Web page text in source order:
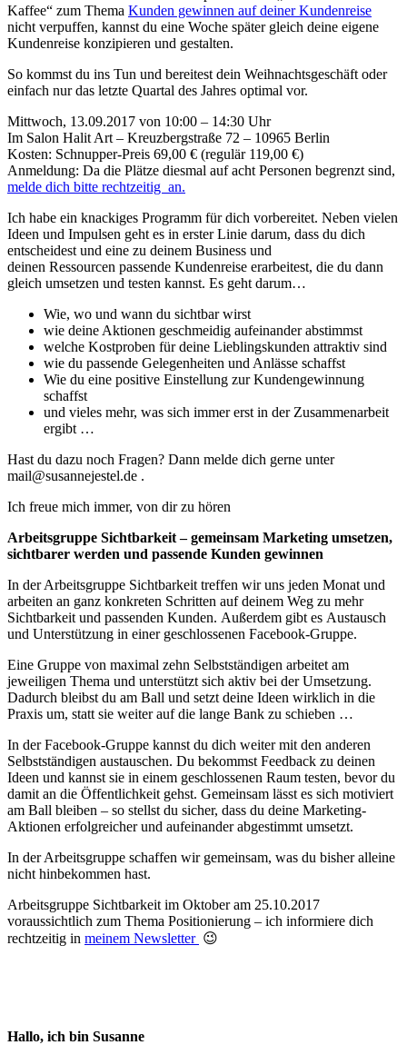
Kaffee“ zum Thema Kunden gewinnen auf deiner Kundenreise
nicht verpuffen, kannst du eine Woche später gleich deine eigene
Kundenreise konzipieren und gestalten.
So kommst du ins Tun und bereitest dein Weihnachtsgeschäft oder
einfach nur das letzte Quartal des Jahres optimal vor.
Mittwoch, 13.09.2017 von 10:00 – 14:30 Uhr
Im Salon Halit Art – Kreuzbergstraße 72 – 10965 Berlin
Kosten: Schnupper-Preis 69,00 € (regulär 119,00 €)
Anmeldung: Da die Plätze diesmal auf acht Personen begrenzt sind,
melde dich bitte rechtzeitig an.
Ich habe ein knackiges Programm für dich vorbereitet. Neben vielen
Ideen und Impulsen geht es in erster Linie darum, dass du dich
entscheidest und eine zu deinem Business und
deinen Ressourcen passende Kundenreise erarbeitest, die du dann
gleich umsetzen und testen kannst. Es geht darum…
Wie, wo und wann du sichtbar wirst
wie deine Aktionen geschmeidig aufeinander abstimmst
welche Kostproben für deine Lieblingskunden attraktiv sind
wie du passende Gelegenheiten und Anlässe schaffst
Wie du eine positive Einstellung zur Kundengewinnung
schaffst
und vieles mehr, was sich immer erst in der Zusammenarbeit
ergibt …
Hast du dazu noch Fragen? Dann melde dich gerne unter
mail@susannejestel.de .
Ich freue mich immer, von dir zu hören
Arbeitsgruppe Sichtbarkeit – gemeinsam Marketing umsetzen,
sichtbarer werden und passende Kunden gewinnen
In der Arbeitsgruppe Sichtbarkeit treffen wir uns jeden Monat und
arbeiten an ganz konkreten Schritten auf deinem Weg zu mehr
Sichtbarkeit und passenden Kunden. Außerdem gibt es Austausch
und Unterstützung in einer geschlossenen Facebook-Gruppe.
Eine Gruppe von maximal zehn Selbstständigen arbeitet am
jeweiligen Thema und unterstützt sich aktiv bei der Umsetzung.
Dadurch bleibst du am Ball und setzt deine Ideen wirklich in die
Praxis um, statt sie weiter auf die lange Bank zu schieben …
In der Facebook-Gruppe kannst du dich weiter mit den anderen
Selbstständigen austauschen. Du bekommst Feedback zu deinen
Ideen und kannst sie in einem geschlossenen Raum testen, bevor du
damit an die Öffentlichkeit gehst. Gemeinsam lässt es sich motiviert
am Ball bleiben – so stellst du sicher, dass du deine Marketing-
Aktionen erfolgreicher und aufeinander abgestimmt umsetzt.
In der Arbeitsgruppe schaffen wir gemeinsam, was du bisher alleine
nicht hinbekommen hast.
Arbeitsgruppe Sichtbarkeit im Oktober am 25.10.2017
voraussichtlich zum Thema Positionierung – ich informiere dich
rechtzeitig in meinem Newsletter 😉
Hallo, ich bin Susanne